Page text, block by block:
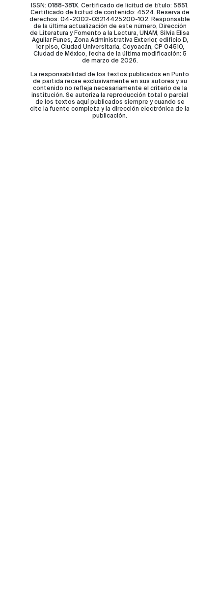
ISSN: 0188-381X. Certificado de licitud de título: 5851.
Certificado de licitud de contenido: 4524. Reserva de
derechos: 04-2002-03214425200-102. Responsable
de la última actualización de este número, Dirección
de Literatura y Fomento a la Lectura, UNAM, Silvia Elisa
Aguilar Funes, Zona Administrativa Exterior, edificio D,
1er piso, Ciudad Universitaria, Coyoacán, CP 04510,
Ciudad de México, fecha de la última modificación: 5
de marzo de 2026.
La responsabilidad de los textos publicados en Punto
de partida recae exclusivamente en sus autores y su
contenido no refleja necesariamente el criterio de la
institución. Se autoriza la reproducción total o parcial
de los textos aquí publicados siempre y cuando se
cite la fuente completa y la dirección electrónica de la
publicación.